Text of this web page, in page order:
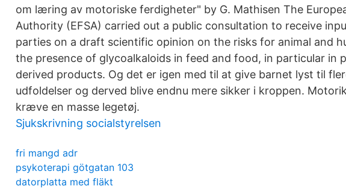
om læring av motoriske ferdigheter" by G. Mathisen The
Authority (EFSA) carried out a public consultation to receive
parties on a draft scientific opinion on the risks for animal and
the presence of glycoalkaloids in feed and food, in particular in
derived products. Og det er igen med til at give barnet lyst til
udfoldelser og derved blive endnu mere sikker i kroppen.
kræve en masse legetøj.
Sjukskrivning socialstyrelsen
fri mangd adr
psykoterapi götgatan 103
datorplatta med fläkt